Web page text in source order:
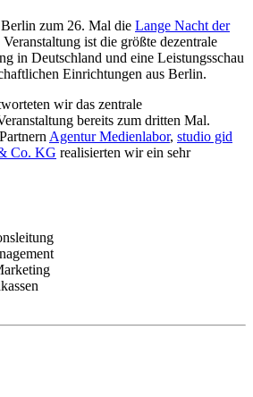
zum 26. Mal die Lange Nacht der
ist die größte dezentrale
in Deutschland und eine Leistungsschau
Einrichtungen aus Berlin.
wir das zentrale
bereits zum dritten Mal.
Agentur Medienlabor, studio gid
Co. KG realisierten wir ein sehr